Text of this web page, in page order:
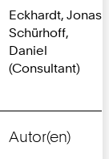
Eckhardt, Jonas
Schürhoff,
Daniel
(Consultant)
Autor(en)